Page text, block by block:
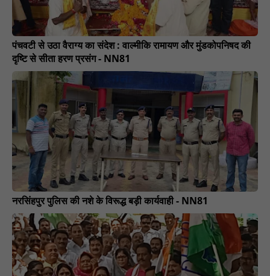
पंचवटी से उठा वैराग्य का संदेश : वाल्मीकि रामायण और मुंडकोपनिषद की
दृष्टि से सीता हरण प्रसंग - NN81
नरसिंहपुर पुलिस की नशे के विरूद्ध बड़ी कार्यवाही - NN81